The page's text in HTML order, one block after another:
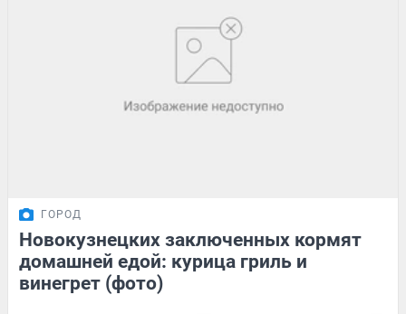
ГОРОД
Новокузнецких заключенных кормят
домашней едой: курица гриль и
винегрет (фото)